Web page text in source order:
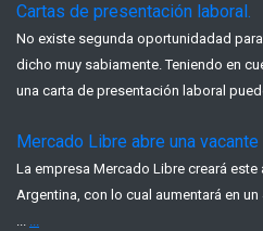
Cartas de presentación laboral.
No existe segunda oportunidadad
dicho muy sabiamente. Teniendo en
una carta de presentación laboral
Mercado Libre abre una
La empresa Mercado Libre creará
Argentina, con lo cual aumentará en
... ...